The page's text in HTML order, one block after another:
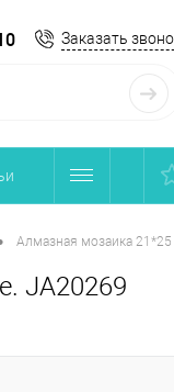
Заказать
Алмазная мозаика
JA20269